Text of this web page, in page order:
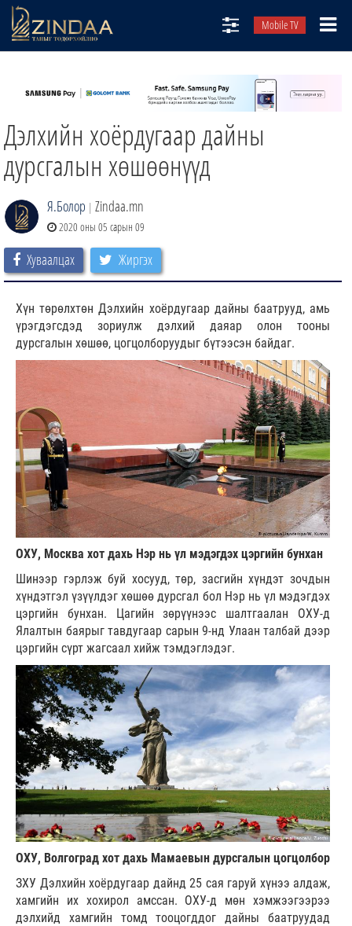
Mobile TV
ТВ8
ӨГЛӨӨНИЙ СОНИН
АУДИО ЗОХИОЛ
ЗИНДАА СЭТГҮҮЛ
Дэлхийн хоёрдугаар дайны
дурсгалын хөшөөнүүд
Я.Болор | Zindaa.mn
2020 оны 05 сарын 09
Хуваалцах Жиргэх
Хүн төрөлхтөн Дэлхийн хоёрдугаар дайны баатрууд, амь
үрэгдэгсдэд зориулж дэлхий даяар олон тооны
дурсгалын хөшөө, цогцолборуудыг бүтээсэн байдаг.
ОХУ, Москва хот дахь Нэр нь үл мэдэгдэх цэргийн бунхан
Шинээр гэрлэж буй хосууд, төр, засгийн хүндэт зочдын
хүндэтгэл үзүүлдэг хөшөө дурсгал бол Нэр нь үл мэдэгдэх
цэргийн бунхан. Цагийн зөрүүнээс шалтгаалан ОХУ-д
Ялалтын баярыг тавдугаар сарын 9-нд Улаан талбай дээр
цэргийн сүрт жагсаал хийж тэмдэглэдэг.
ОХУ, Волгоград хот дахь Мамаевын дурсгалын цогцолбор
ЗХУ Дэлхийн хоёрдугаар дайнд 25 сая гаруй хүнээ алдаж,
хамгийн их хохирол амссан. ОХУ-д мөн хэмжээгээрээ
дэлхийд хамгийн томд тооцогддог дайны баатруудад